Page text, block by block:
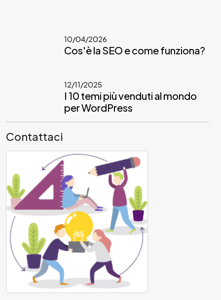
10/04/2026
Cos'è la SEO e come funziona?
12/11/2025
I 10 temi più venduti al mondo
per WordPress
Contattaci